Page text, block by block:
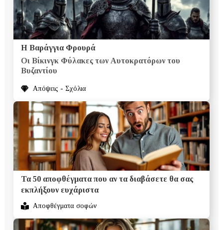
Η Βαράγγια Φρουρά
Οι Βίκινγκ Φύλακες των Αυτοκρατόρων του
Βυζαντίου
Απόψεις - Σχόλια
Τα 50 αποφθέγματα που αν τα διαβάσετε θα σας
εκπλήξουν ευχάριστα
Αποφθέγματα σοφών